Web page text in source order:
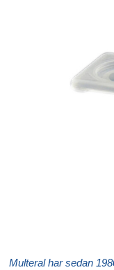
Multeral har sedan